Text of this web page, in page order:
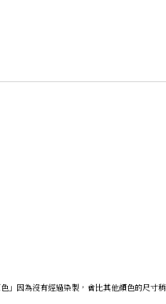
」因為沒有經過染製，會比其他顏色的尺寸稍